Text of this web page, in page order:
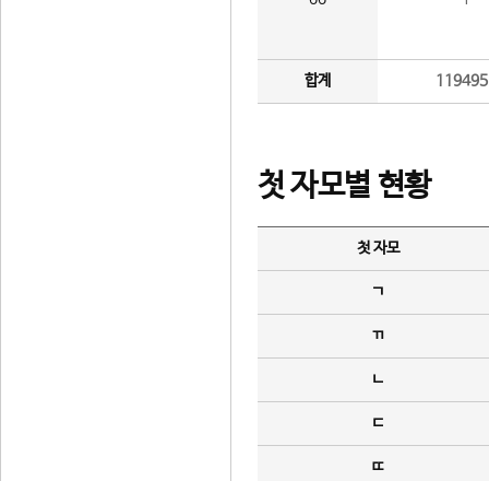
합계
첫 자모별 현황
첫 자모
ㄱ
ㄲ
ㄴ
ㄷ
ㄸ